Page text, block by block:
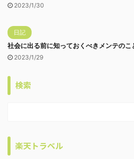
2023/1/30
日記
社会に出る前に知っておくべきメンテのこ
2023/1/29
検索
楽天トラベル